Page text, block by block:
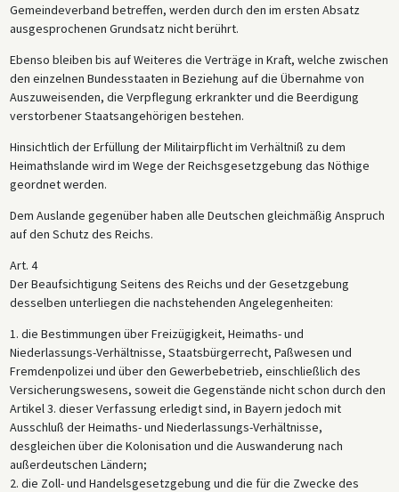
Gemeindeverband betreffen, werden durch den im ersten Absatz
ausgesprochenen Grundsatz nicht berührt.
Ebenso bleiben bis auf Weiteres die Verträge in Kraft, welche zwischen
den einzelnen Bundesstaaten in Beziehung auf die Übernahme von
Auszuweisenden, die Verpflegung erkrankter und die Beerdigung
verstorbener Staatsangehörigen bestehen.
Hinsichtlich der Erfüllung der Militairpflicht im Verhältniß zu dem
Heimathslande wird im Wege der Reichsgesetzgebung das Nöthige
geordnet werden.
Dem Auslande gegenüber haben alle Deutschen gleichmäßig Anspruch
auf den Schutz des Reichs.
Art. 4
Der Beaufsichtigung Seitens des Reichs und der Gesetzgebung
desselben unterliegen die nachstehenden Angelegenheiten:
1. die Bestimmungen über Freizügigkeit, Heimaths- und
Niederlassungs-Verhältnisse, Staatsbürgerrecht, Paßwesen und
Fremdenpolizei und über den Gewerbebetrieb, einschließlich des
Versicherungswesens, soweit die Gegenstände nicht schon durch den
Artikel 3. dieser Verfassung erledigt sind, in Bayern jedoch mit
Ausschluß der Heimaths- und Niederlassungs-Verhältnisse,
desgleichen über die Kolonisation und die Auswanderung nach
außerdeutschen Ländern;
2. die Zoll- und Handelsgesetzgebung und die für die Zwecke des